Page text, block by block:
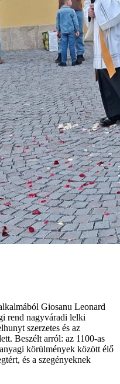
Giosanu Leonard
rend nagyváradi lelki
szerzetes és az
Beszélt arról: az 1100-as
körülmények között élő
és a szegényeknek